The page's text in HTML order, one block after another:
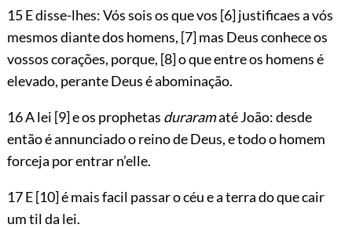
15 E disse-lhes: Vós sois os que vos [6]justificaes a vós
mesmos diante dos homens, [7]mas Deus conhece os
vossos corações, porque, [8]o que entre os homens é
elevado, perante Deus é abominação.
16 A lei [9]e os prophetas duraramaté João: desde
então é annunciado o reino de Deus, e todo o homem
forceja por entrar n’elle.
17 E[10]é mais facil passar o céu e a terra do que cair
um til da lei.